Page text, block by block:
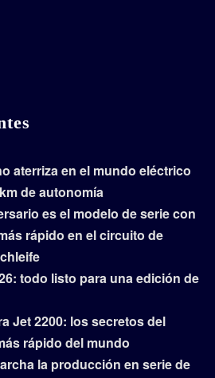
aterriza en el mundo eléctrico
de autonomía
es el modelo de serie con
rápido en el circuito de
todo listo para una edición de
Jet 2200: los secretos del
rápido del mundo
la producción en serie de